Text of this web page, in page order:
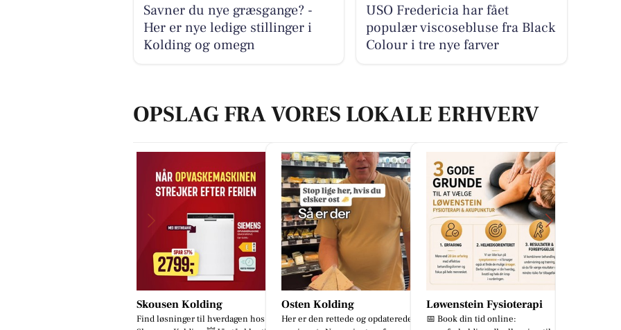
Savner du nye græsgange? -
Her er nye ledige stillinger i
Kolding og omegn
USO Fredericia har fået
populær viscosebluse fra Black
Colour i tre nye farver
OPSLAG FRA VORES LOKALE ERHVERV
Osten Kolding
Her er den rettede og opdaterede
Løwenstein Fysioterapi
📅 Book din tid online:
Detailing Center
Ny Skoda Elroq RS i en fantastisk